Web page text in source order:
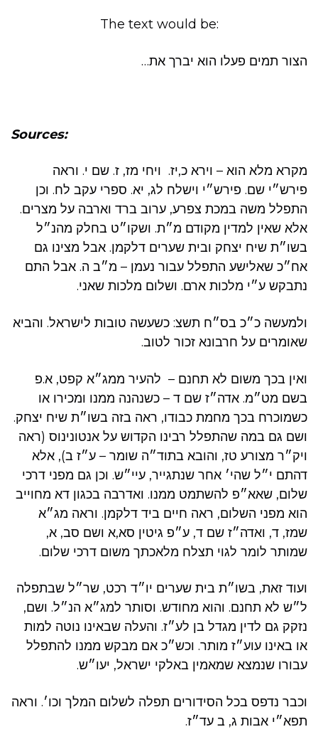
The text would be:
הצור תמים פעלו הוא יברך את…
Sources:
מקרא מלא הוא – וירא כ,יז. ויחי מז, ז. שם י. וראה
פירש״י שם. פירש״י וישלח לג, יא. ספרי עקב לח. וכן
התפלל משה במכת צפרע, ערוב ברד וארבה על מצרים.
אלא שאין למדין מקודם מ״ת. ושקו״ט בחלק מהנ״ל
בשו״ת שיח יצחק ובית שערים דלקמן. אבל מצינו גם
אח״כ שאלישע התפלל עבור נעמן – מ״ב ה. אבל התם
נתבקש ע״י מלכות ארם. ושלום מלכות שאני.
ולמעשה כ״כ בס״ח תשצ: כשעשה טובות לישראל. והביא
שאומרים על חרבונא זכור לטוב.
ואין בכך משום לא תחנם – להעיר ממג״א קפט, א.פ
בשם מט״מ. אדה״ז שם ד – כשנהנה ממנו ומכירו או
כשמוכרח בכך מחמת כבודו, ראה בזה בשו״ת שיח יצחק.
ושם גם במה שהתפלל רבינו הקדוש על אנטונינוס (ראה
ויק״ר מצורע טז, והובא בתוד״ה שומר – ע״ז ב), אלא
דהתם י״ל שהי׳ אחר שנתגייר, עיי״ש. וכן גם מפני דרכי
שלום, שאא״פ להשתמט ממנו. ואדרבה בכגון דא מחוייב
הוא מפני השלום, ראה חיים ביד דלקמן. וראה מג״א
שמז, ד, ואדה״ז שם ד, ע״פ גיטין סא,א ושם סב, א,
שמותר לומר לגוי תצלח מלאכתך משום דרכי שלום.
ועוד זאת, בשו״ת בית שערים יו״ד רכט, שר״ל שבתפלה
ל״ש לא תחנם. והוא מחודש. וסותר למג״א הנ״ל. ושם,
נזקק גם לדין מגדל בן לע״ז. והעלה שבאינו נוטה למות
או באינו עוע״ז מותר. וכש״כ אם מבקש ממנו להתפלל
עבורו שנמצא שמאמין באלקי ישראל, יעו״ש.
וכבר נדפס בכל הסידורים תפלה לשלום המלך וכו׳. וראה
תפא״י אבות ג, ב עד״ז.